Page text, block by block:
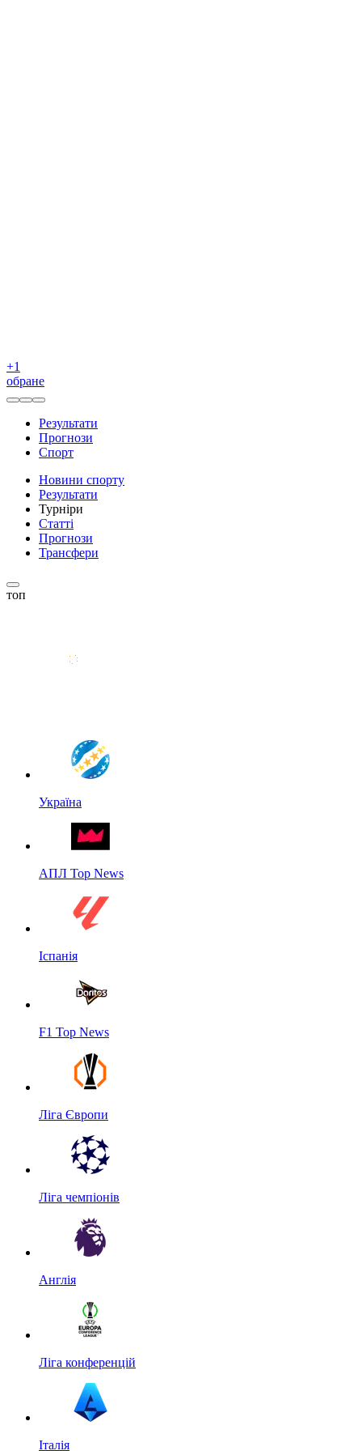
+1
обране
Результати
Прогнози
Спорт
Новини спорту
Результати
Турніри
Статті
Прогнози
Трансфери
топ
Україна
АПЛ Top News
Іспанія
F1 Top News
Ліга Європи
Ліга чемпіонів
Англія
Ліга конференцій
Італія